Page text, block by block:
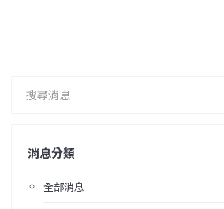
消息分類
全部消息